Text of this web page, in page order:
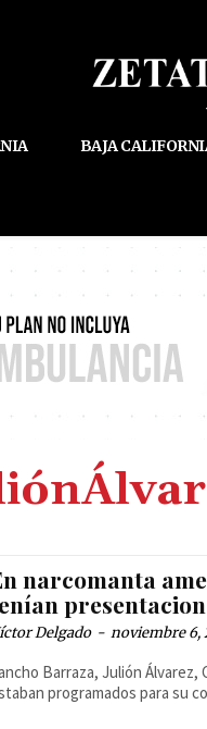
BAJA
narcomanta
Delgado - noviembre 6,
Barraza, Julión
programados para su